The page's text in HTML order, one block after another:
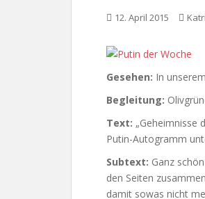
12. April 2015
Gesehen: In
Begleitung:
Text: „Geheimnisse
Putin-Autogramm
Subtext: Ganz
den Seiten
damit sowas nicht